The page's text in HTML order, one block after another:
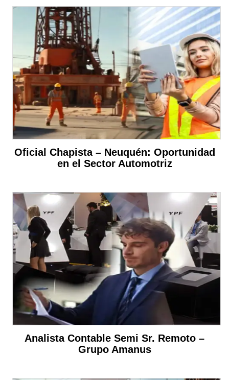
Oficial Chapista – Neuquén: Oportunidad
en el Sector Automotriz
Analista Contable Semi Sr. Remoto –
Grupo Amanus